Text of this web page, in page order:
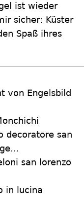
ist wieder
sicher: Küster
Spaß ihres
von Engelsbild
decoratore san
san lorenzo
in lucina